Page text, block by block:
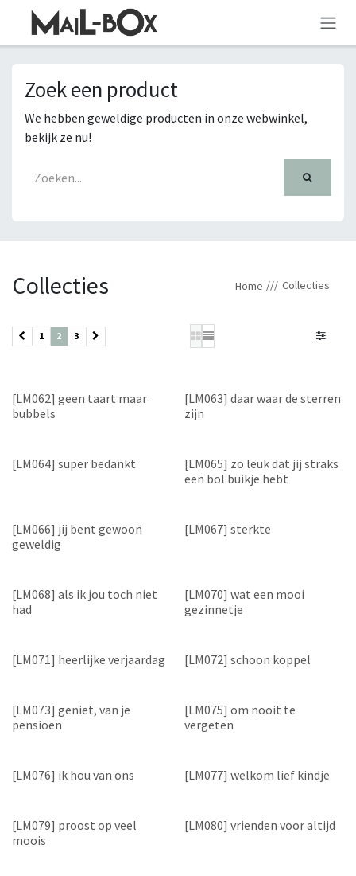
OVERSLAAN NAAR INHOUD
Zoek een product
We hebben geweldige producten in onze webwinkel,
bekijk ze nu!
Collecties Home Collecties
1 2 3
[LM062] geen taart maar
bubbels
[LM063] daar waar de sterren
zijn
[LM064] super bedankt
[LM065] zo leuk dat jij straks
een bol buikje hebt
[LM066] jij bent gewoon
geweldig
[LM067] sterkte
[LM068] als ik jou toch niet
had
[LM070] wat een mooi
gezinnetje
[LM071] heerlijke verjaardag [LM072] schoon koppel
[LM073] geniet, van je
pensioen
[LM075] om nooit te
vergeten
[LM076] ik hou van ons [LM077] welkom lief kindje
[LM079] proost op veel
moois
[LM080] vrienden voor altijd